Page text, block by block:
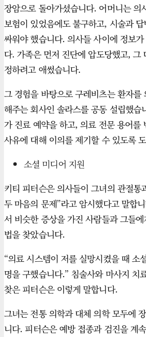
장암으로 돌아가셨습니다. 어머니는 의
보험이 있었음에도 불구하고, 시술과
싸워야 했습니다. 의사들 사이에 정보
다. 가족은 먼저 진단에 압도당했고, 그
정하려고 애썼습니다.
그 경험을 바탕으로 구레비츠는 환자를
해주는 회사인 솔라스를 공동 설립했습
가 진료 예약을 하고, 의료 전문 용어를
사유에 대해 이의를 제기할 수 있도록
소셜 미디어 지원
키티 피터슨은 의사들이 그녀의 관절통
두 마음의 문제”라고 암시했다고 말합
서 비슷한 증상을 가진 사람들과 그들
법을 찾았습니다.
“의료 시스템이 저를 실망시켰을 때 소
명을 구했습니다.” 침술사와 마사지 치
찾은 피터슨은 이렇게 말합니다.
그녀는 전통 의학과 대체 의학 모두에
니다. 피터슨은 예방 접종과 검진을 계